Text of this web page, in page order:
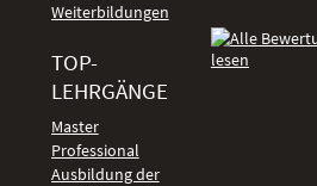
Weiterbildungen
TOP-
LEHRGÄNGE
Master
Professional
Ausbildung der
DeLSt -